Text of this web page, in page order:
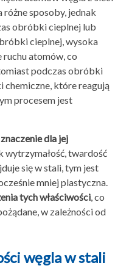
sposoby, jednak
obróbki cieplnej lub
cieplnej, wysoka
atomów, co
podczas obróbki
chemiczne, które reagują
procesem jest
dla jej
wytrzymałość, twardość
się w stali, tym jest
mniej plastyczna.
tych właściwości , co
w zależności od
węgla w stali